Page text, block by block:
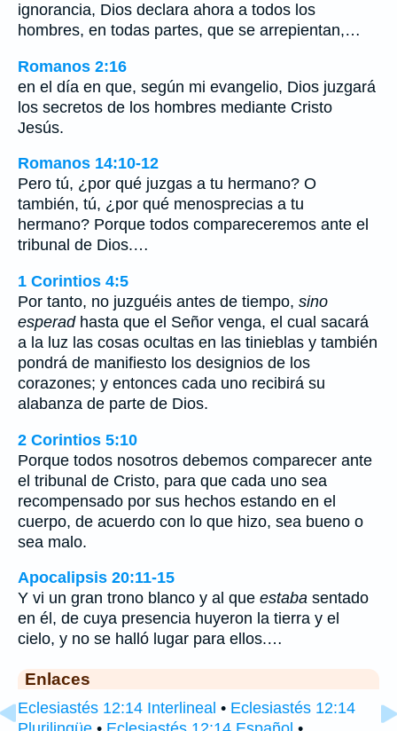
ignorancia, Dios declara ahora a todos los
hombres, en todas partes, que se arrepientan,…
Romanos 2:16
en el día en que, según mi evangelio, Dios juzgará
los secretos de los hombres mediante Cristo
Jesús.
Romanos 14:10-12
Pero tú, ¿por qué juzgas a tu hermano? O
también, tú, ¿por qué menosprecias a tu
hermano? Porque todos compareceremos ante el
tribunal de Dios.…
1 Corintios 4:5
Por tanto, no juzguéis antes de tiempo, sino
esperadhasta que el Señor venga, el cual sacará
a la luz las cosas ocultas en las tinieblas y también
pondrá de manifiesto los designios de los
corazones; y entonces cada uno recibirá su
alabanza de parte de Dios.
2 Corintios 5:10
Porque todos nosotros debemos comparecer ante
el tribunal de Cristo, para que cada uno sea
recompensado por sus hechos estando en el
cuerpo, de acuerdo con lo que hizo, sea bueno o
sea malo.
Apocalipsis 20:11-15
Y vi un gran trono blanco y al que estaba sentado
en él, de cuya presencia huyeron la tierra y el
cielo, y no se halló lugar para ellos.…
Enlaces
Eclesiastés 12:14 Interlineal • Eclesiastés 12:14